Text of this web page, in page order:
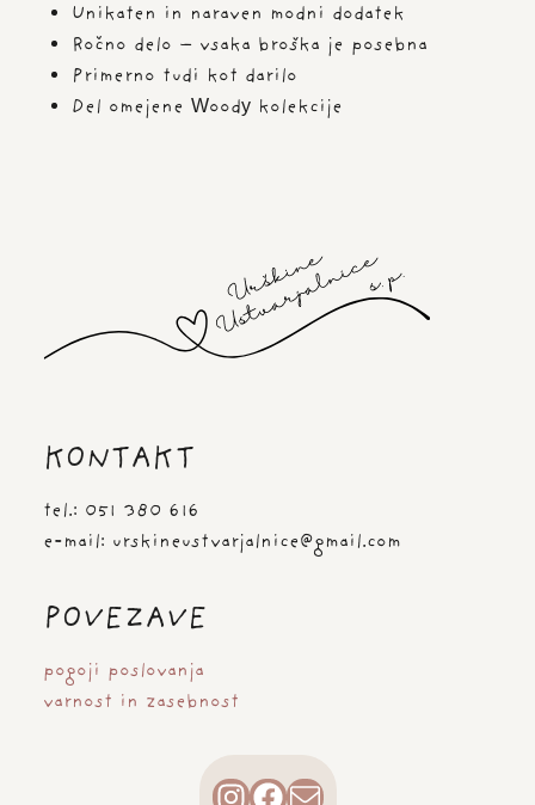
Unikaten in naraven modni dodatek
Ročno delo – vsaka broška je posebna
Primerno tudi kot darilo
Del omejene Woody kolekcije
KONTAKT
tel.: 051 380 616
e-mail: urskineustvarjalnice@gmail.com
POVEZAVE
pogoji poslovanja
varnost in zasebnost